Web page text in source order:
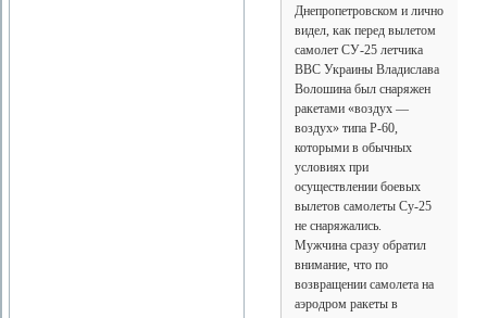
Днепропетровском и лично
видел, как перед вылетом
самолет СУ-25 летчика
ВВС Украины Владислава
Волошина был снаряжен
ракетами «воздух —
воздух» типа Р-60,
которыми в обычных
условиях при
осуществлении боевых
вылетов самолеты Су-25
не снаряжались.
Мужчина сразу обратил
внимание, что по
возвращении самолета на
аэродром ракеты в